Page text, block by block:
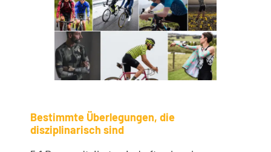
Bestimmte Überlegungen, die
disziplinarisch sind